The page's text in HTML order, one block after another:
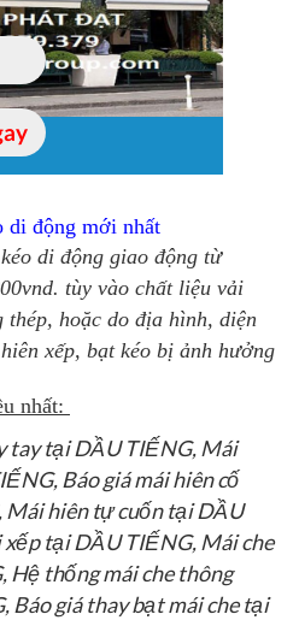
di động mới nhất
di động giao động từ
tùy vào chất liệu vải
thép, hoặc do địa hình, diện
xếp, bạt kéo bị ảnh hưởng
nhất:
tay tại DẦU TIẾNG, Mái
Báo giá mái hiên cố
hiên tự cuốn tại DẦU
tại DẦU TIẾNG, Mái che
Hệ thống mái che thông
Báo giá thay bạt mái che tại